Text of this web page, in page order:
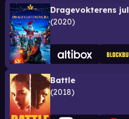
Dragevokterens jul
2020
Battle
2018